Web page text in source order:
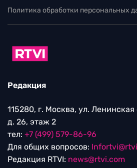
Политика обработки персональных
Редакция
115280, г. Москва, ул. Ленинская
д. 26, этаж 2
тел: +7 (499) 579-86-96
Для общих вопросов:
Редакция RTVI: news@rtvi.com